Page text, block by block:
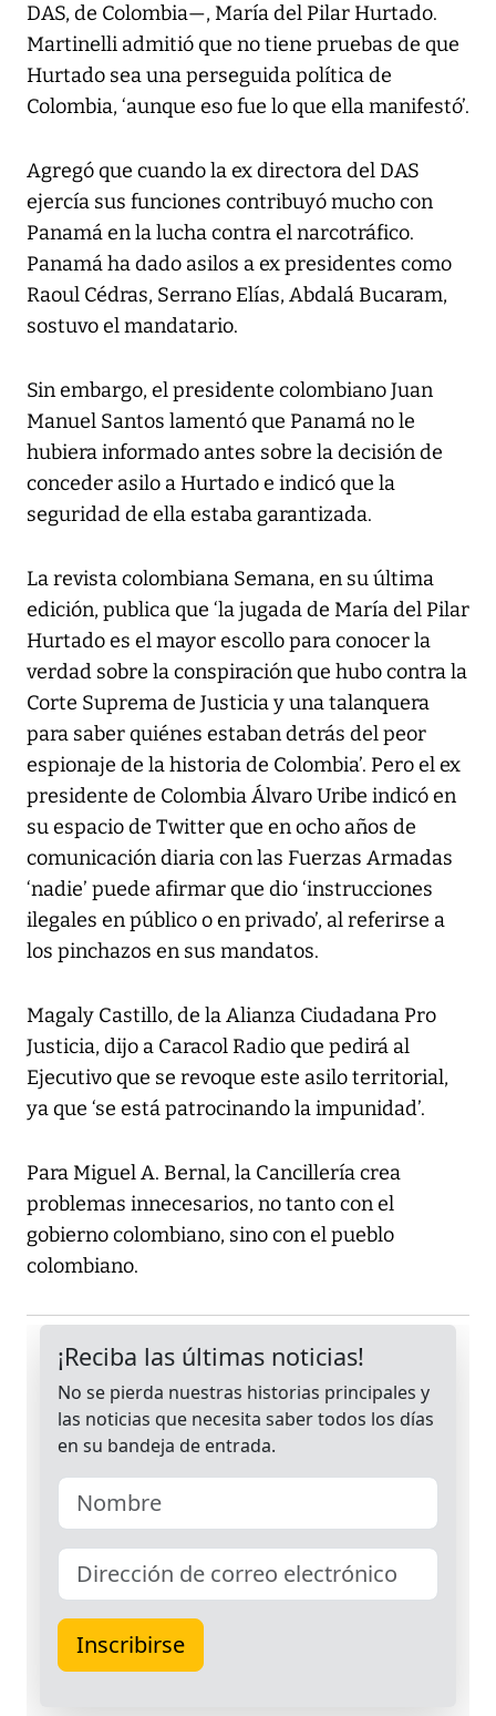
DAS, de Colombia—, María del Pilar Hurtado.
Martinelli admitió que no tiene pruebas de que
Hurtado sea una perseguida política de
Colombia, ‘aunque eso fue lo que ella manifestó’.
Agregó que cuando la ex directora del DAS
ejercía sus funciones contribuyó mucho con
Panamá en la lucha contra el narcotráfico.
Panamá ha dado asilos a ex presidentes como
Raoul Cédras, Serrano Elías, Abdalá Bucaram,
sostuvo el mandatario.
Sin embargo, el presidente colombiano Juan
Manuel Santos lamentó que Panamá no le
hubiera informado antes sobre la decisión de
conceder asilo a Hurtado e indicó que la
seguridad de ella estaba garantizada.
La revista colombiana Semana, en su última
edición, publica que ‘la jugada de María del Pilar
Hurtado es el mayor escollo para conocer la
verdad sobre la conspiración que hubo contra la
Corte Suprema de Justicia y una talanquera
para saber quiénes estaban detrás del peor
espionaje de la historia de Colombia’. Pero el ex
presidente de Colombia Álvaro Uribe indicó en
su espacio de Twitter que en ocho años de
comunicación diaria con las Fuerzas Armadas
‘nadie’ puede afirmar que dio ‘instrucciones
ilegales en público o en privado’, al referirse a
los pinchazos en sus mandatos.
Magaly Castillo, de la Alianza Ciudadana Pro
Justicia, dijo a Caracol Radio que pedirá al
Ejecutivo que se revoque este asilo territorial,
ya que ‘se está patrocinando la impunidad’.
Para Miguel A. Bernal, la Cancillería crea
problemas innecesarios, no tanto con el
gobierno colombiano, sino con el pueblo
colombiano.